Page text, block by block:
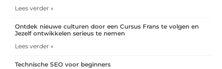
Lees verder »
Ontdek nieuwe culturen door een Cursus Frans te volgen en
Jezelf ontwikkelen serieus te nemen
Lees verder »
Technische SEO voor beginners